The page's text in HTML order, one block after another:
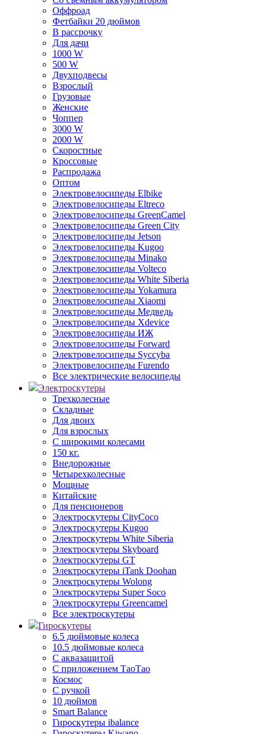
Оффроад
Фетбайки 20 дюймов
В рассрочку
Для дачи
1000 W
500 W
Двухподвесы
Взрослый
Грузовые
Женские
Чоппер
3000 W
2000 W
Скоростные
Кроссовые
Распродажа
Оптом
Электровелосипеды Elbike
Электровелосипеды Eltreco
Электровелосипеды GreenCamel
Электровелосипеды Green City
Электровелосипеды Jetson
Электровелосипеды Kugoo
Электровелосипеды Minako
Электровелосипеды Volteco
Электровелосипеды White Siberia
Электровелосипеды Yokamura
Электровелосипеды Xiaomi
Электровелосипеды Медведь
Электровелосипеды Xdevice
Электровелосипеды ИЖ
Электровелосипеды Forward
Электровелосипеды Syccyba
Электровелосипеды Furendo
Все электрические велосипеды
Электроскутеры
Трехколесные
Складные
Для двоих
Для взрослых
С широкими колесами
150 кг.
Внедорожные
Четырехколесные
Мощные
Китайские
Для пенсионеров
Электроскутеры CityCoco
Электроскутеры Kugoo
Электроскутеры White Siberia
Электроскутеры Skyboard
Электроскутеры GT
Электроскутеры iTank Doohan
Электроскутеры Wolong
Электроскутеры Super Soco
Электроскутеры Greencamel
Все электроскутеры
Гироскутеры
6.5 дюймовые колеса
10.5 дюймовые колеса
С аквазащитой
С приложением ТаоТао
Космос
С ручкой
10 дюймов
Smart Balance
Гироскутеры ibalance